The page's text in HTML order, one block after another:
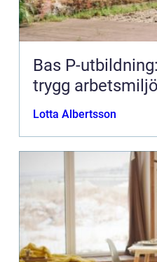
Bas P-
trygg
Lotta Albertsson